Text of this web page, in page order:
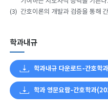
(3) 간호이론의 개발과 검증을 통해
학과내규
학과내규 다운로드-간호학
학과 영문요람-간호학과